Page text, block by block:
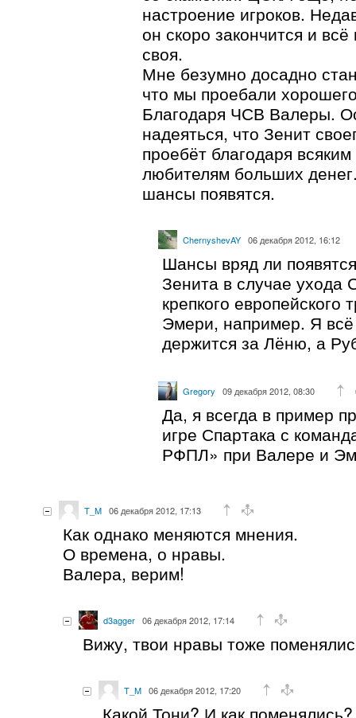
настроение игроков.
он скоро закончится и всё
своя.
Мне безумно досадно
что мы проебали
Благодаря ЧСВ Валеры.
надеяться, что Зенит
проебёт благодаря
любителям больших
шансы появятся.
ChernyshevAY 06 декабря 2012, 16:12
Шансы вряд ли
Зенита в случае ухода
крепкого европейского
Эмери, например. Я
держится за Лёню, а
Gregory 09 декабря 2012, 08:30
Да, я всегда в пример
игре Спартака с
РФПЛ» при Валере и
T_M 06 декабря 2012, 17:13
Как однако меняются мнения.
О времена, о нравы.
Валера, верим!
d3agger 06 декабря 2012, 17:14
Вижу, твои нравы тоже
T_M 06 декабря 2012, 17:20
Какой Тони? И как поменялись?